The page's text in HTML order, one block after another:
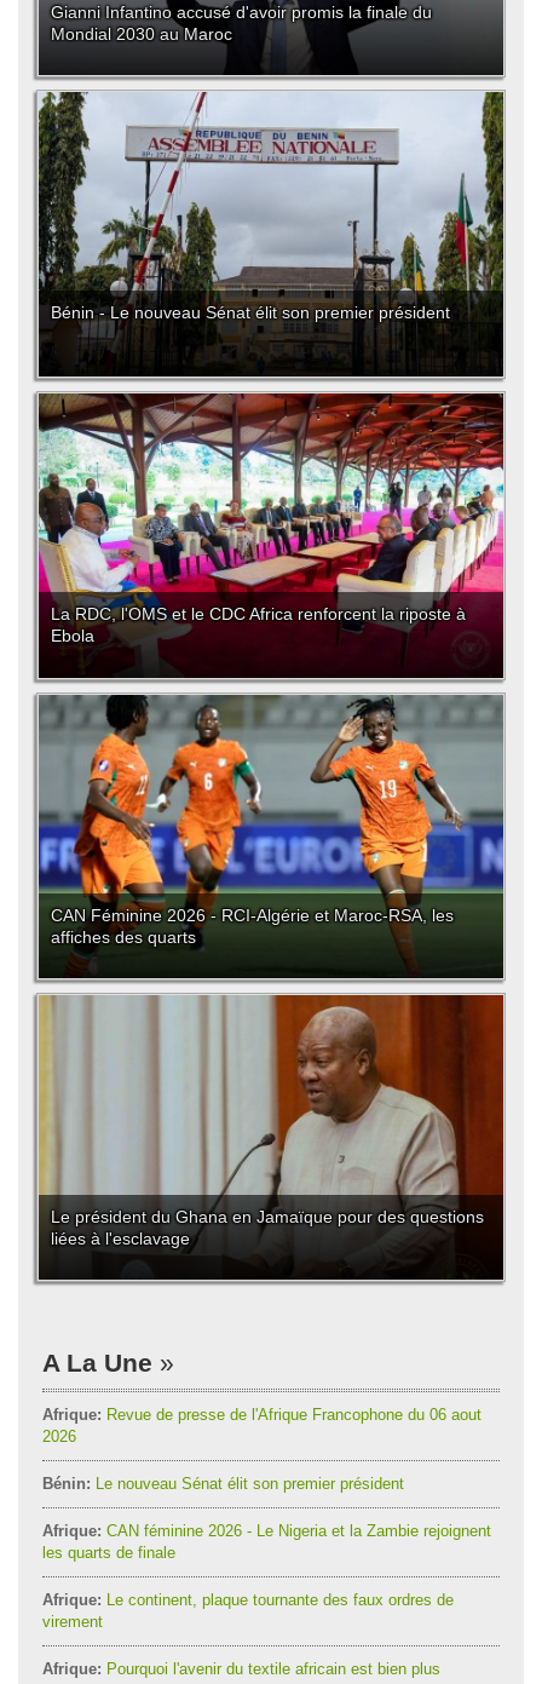
Gianni Infantino accusé d'avoir promis la finale du
Mondial 2030 au Maroc
Bénin - Le nouveau Sénat élit son premier président
La RDC, l'OMS et le CDC Africa renforcent la riposte à
Ebola
CAN Féminine 2026 - RCI-Algérie et Maroc-RSA, les
affiches des quarts
Le président du Ghana en Jamaïque pour des questions
liées à l'esclavage
A La Une
Afrique: Revue de presse de l'Afrique Francophone du 06 aout
2026
Bénin: Le nouveau Sénat élit son premier président
Afrique: CAN féminine 2026 - Le Nigeria et la Zambie rejoignent
les quarts de finale
Afrique: Le continent, plaque tournante des faux ordres de
virement
Afrique: Pourquoi l'avenir du textile africain est bien plus